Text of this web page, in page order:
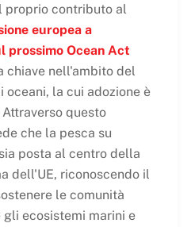
proprio contributo al
europea a
prossimo Ocean Act
chiave nell'ambito del
oceani, la cui adozione è
questo
che la pesca su
posta al centro della
dell'UE, riconoscendo il
le comunità
ecosistemi marini e